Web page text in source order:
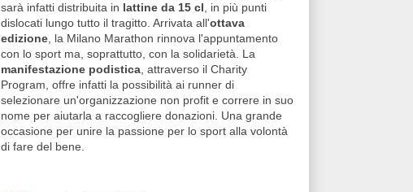
sarà infatti distribuita in lattine da 15 cl, in più punti
dislocati lungo tutto il tragitto. Arrivata all'ottava
edizione, la Milano Marathon rinnova l'appuntamento
con lo sport ma, soprattutto, con la solidarietà. La
manifestazione podistica, attraverso il Charity
Program, offre infatti la possibilità ai runner di
selezionare un'organizzazione non profit e correre in suo
nome per aiutarla a raccogliere donazioni. Una grande
occasione per unire la passione per lo sport alla volontà
di fare del bene.